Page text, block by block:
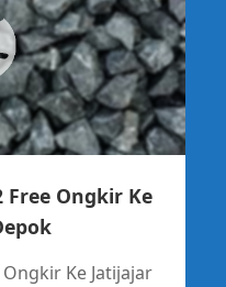
Ongkir Ke
Ke Jatijajar